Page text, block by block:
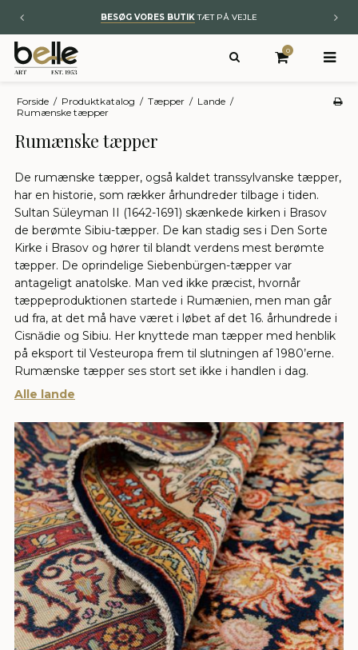
BESØG VORES BUTIKTÆT PÅ VEJLE
0
Forside / Produktkatalog / Tæpper / Lande /
Rumænske tæpper
Rumænske tæpper
De rumænske tæpper, også kaldet transsylvanske tæpper,
har en historie, som rækker århundreder tilbage i tiden.
Sultan Süleyman II (1642-1691) skænkede kirken i Brasov
de berømte Sibiu-tæpper. De kan stadig ses i Den Sorte
Kirke i Brasov og hører til blandt verdens mest berømte
tæpper. De oprindelige Siebenbürgen-tæpper var
antageligt anatolske. Man ved ikke præcist, hvornår
tæppeproduktionen startede i Rumænien, men man går
ud fra, at det må have været i løbet af det 16. århundrede i
Cisnădie og Sibiu. Her knyttede man tæpper med henblik
på eksport til Vesteuropa frem til slutningen af 1980’erne.
Rumænske tæpper ses stort set ikke i handlen i dag.
Alle lande